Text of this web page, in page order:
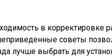
в корректировке
советы
лучше выбрать для